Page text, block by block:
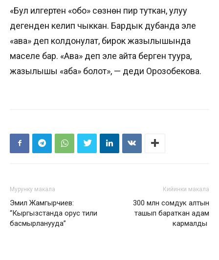
«Бул илгертен «обо» сөзүнөн пир туткан, улуу
дегенден келип чыккан. Бардык дубанда эле
«ава» деп колдонулат, бирок жазылышында
маселе бар. «Ава» деп эле айта берген туура,
жазылышы «аба» болот», — деди Орозобекова.
Мурунку макала
Эмил Жамгырчиев:
“Кыргызстанда орус тили
басмырланууда”
Кийинки макала
300 млн сомдук алтын
ташып бараткан адам
кармалды